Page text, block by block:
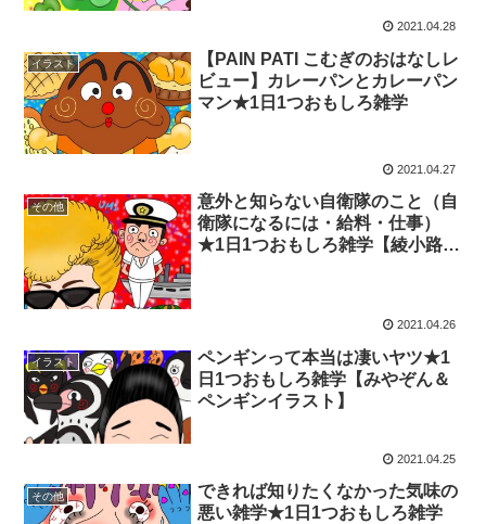
2021.04.28
イラスト
【PAIN PATI こむぎのおはなしレ
ビュー】カレーパンとカレーパン
マン★1日1つおもしろ雑学
2021.04.27
その他
意外と知らない自衛隊のこと（自
衛隊になるには・給料・仕事）
★1日1つおもしろ雑学【綾小路翔
2021.04.26
イラスト
ペンギンって本当は凄いヤツ★1
日1つおもしろ雑学【みやぞん＆
ペンギンイラスト】
2021.04.25
その他
できれば知りたくなかった気味の
悪い雑学★1日1つおもしろ雑学